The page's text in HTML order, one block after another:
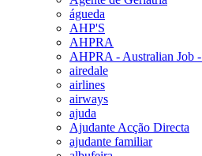
águeda
AHP'S
AHPRA
AHPRA - Australian Job
airedale
airlines
airways
ajuda
Ajudante Acção Directa
ajudante familiar